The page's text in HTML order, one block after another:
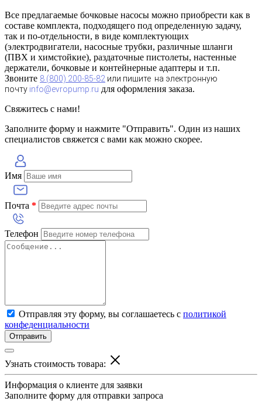
Все предлагаемые бочковые насосы можно приобрести как в
составе комплекта, подходящего под определенную задачу,
так и по-отдельности, в виде комплектующих
(электродвигатели, насосные трубки, различные шланги
(ПВХ и химстойкие), раздаточные пистолеты, настенные
держатели, бочковые и контейнерные адаптеры и т.п.
Звоните 8 (800) 200-85-82 или пишите на электронную
почту info@evropump.ru для оформления заказа.
Свяжитесь с нами!
Заполните форму и нажмите "Отправить". Один из наших
специалистов свяжется с вами как можно скорее.
Имя
Почта *
Телефон
Отправляя эту форму, вы соглашаетесь с политикой
конфеденциальности
Отправить
Узнать стоимость товара:
Информация о клиенте для заявки
Заполните форму для отправки запроса